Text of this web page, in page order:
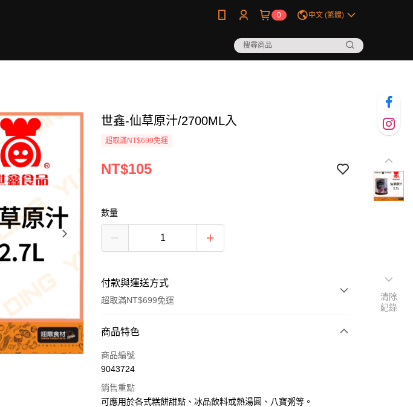
0 中文 (繁體)
世鑫-仙草原汁/2700ML入
超取滿NT$699免運
NT$105
數量
付款與運送方式
超取滿NT$699免運
付款方式
信用卡一次付款
商品特色
商品編號
9043724
銷售重點
可應用於各式糕餅甜點、冰品飲料或熱湯圓、八寶粥等。
清除
紀錄